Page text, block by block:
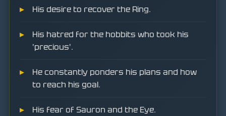
His desire to recover the Ring.
His hatred for the hobbits who took his
'precious'.
He constantly ponders his plans and how
to reach his goal.
His fear of Sauron and the Eye.